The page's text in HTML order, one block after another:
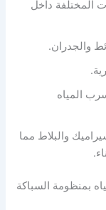
المختلفة داخل
والجدران.
المياه
والبلاط مما
بمنظومة السباكة